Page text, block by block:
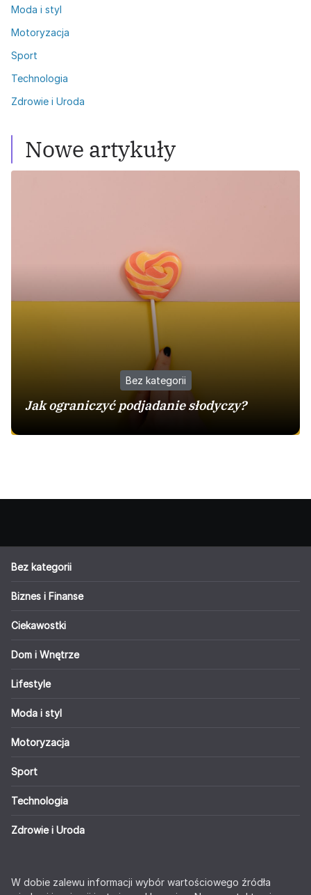
Moda i styl
Motoryzacja
Sport
Technologia
Zdrowie i Uroda
Nowe artykuły
Bez kategorii
Jak ograniczyć podjadanie słodyczy?
Bez kategorii
Biznes i Finanse
Ciekawostki
Dom i Wnętrze
Lifestyle
Moda i styl
Motoryzacja
Sport
Technologia
Zdrowie i Uroda
W dobie zalewu informacji wybór wartościowego źródła